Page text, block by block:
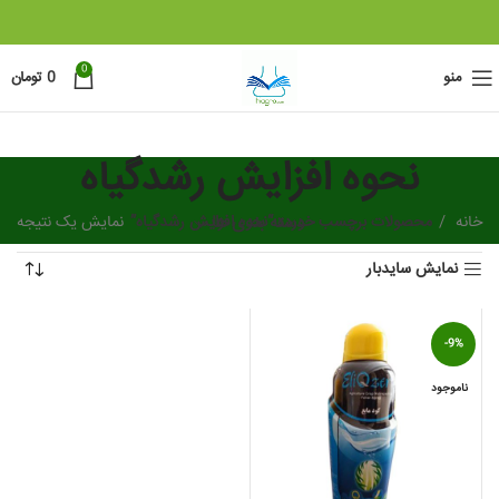
منو 0
0 تومان
نحوه افزایش رشدگیاه
دسته بندی ها خانه محصولات برچسب خورده “نحوه افزایش رشدگیاه” نمایش یک نتیجه
نمایش سایدبار
-9%
ناموجود